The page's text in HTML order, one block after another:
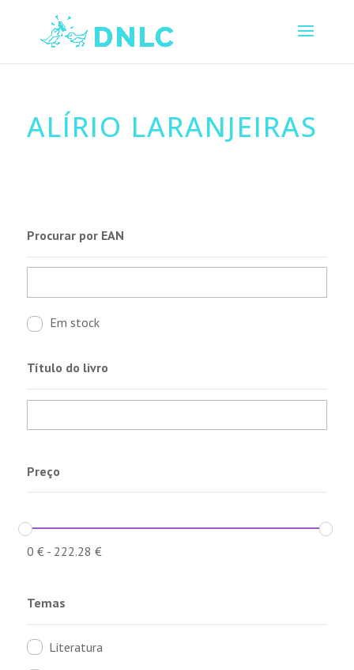
ALÍRIO LARANJEIRAS
Procurar por EAN
Em stock
Título do livro
Preço
0 €- 222.28 €
Temas
Literatura